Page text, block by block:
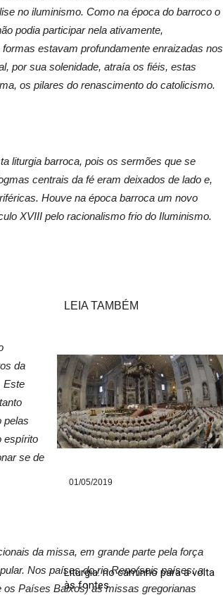
no iluminismo. Como na época do barroco o
podia participar nela ativamente,
estavam profundamente enraizadas nos
por sua solenidade, atraía os fiéis, estas
os pilares do renascimento do catolicismo.
liturgia barroca, pois os sermões que se
centrais da fé eram deixados de lado e,
Houve na época barroca um novo
XVIII pelo racionalismo frio do Iluminismo.
LEIA TAMBÉM
01/05/2019
Liturgia: no caminho para a volta
às fontes
da
Este
pelas
espírito
se de
da missa, em grande parte pela força
Nos países do rio Reno(seis países: a
os Países Baixos) as missas gregorianas